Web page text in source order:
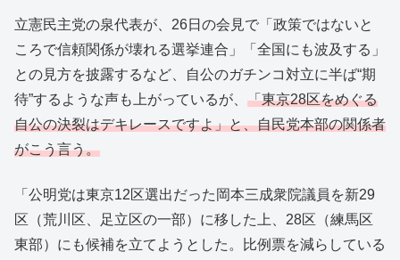
立憲民主党の泉代表が、26日の会見で「政策ではないと
ころで信頼関係が壊れる選挙連合」「全国にも波及する」
との見方を披露するなど、自公のガチンコ対立に半ば“期
待”するような声も上がっているが、 「東京28区をめぐる
自公の決裂はデキレースですよ」と、自民党本部の関係者
がこう言う。
「公明党は東京12区選出だった岡本三成衆院議員を新29
区（荒川区、足立区の一部）に移した上、28区（練馬区
東部）にも候補を立てようとした。比例票を減らしている